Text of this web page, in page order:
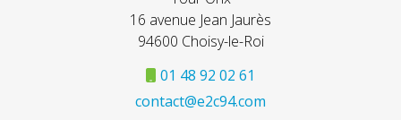
16 avenue Jean Jaurès
94600 Choisy-le-Roi
01 48 92 02 61
contact@e2c94.com